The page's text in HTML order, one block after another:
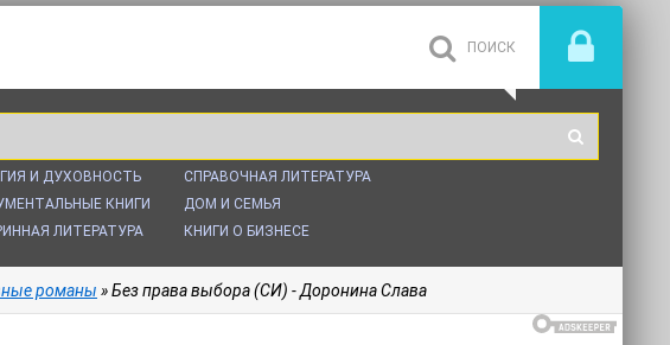
И ДУХОВНОСТЬ
КНИГИ
ЛИТЕРАТУРА
СПРАВОЧНАЯ ЛИТЕРАТУРА
ДОМ И СЕМЬЯ
КНИГИ О БИЗНЕСЕ
романы » Без права выбора (СИ) - Доронина Слава